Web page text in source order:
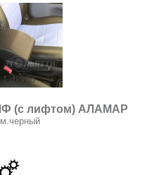
1 фото
(с лифтом) АЛАМАР